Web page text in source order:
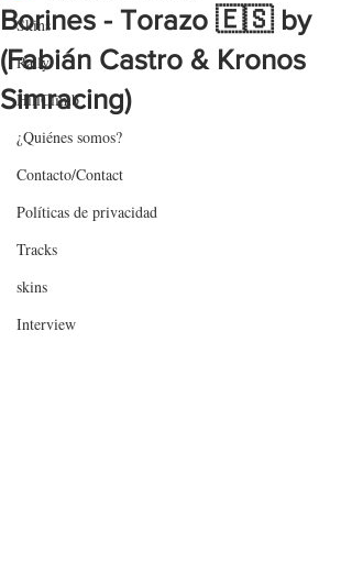
Skins
Rally
HillClimb
¿Quiénes somos?
Contacto/Contact
Políticas de privacidad
Tracks
skins
Interview
Borines - Torazo 🇪🇸 by
(Fabián Castro & Kronos
Simracing)